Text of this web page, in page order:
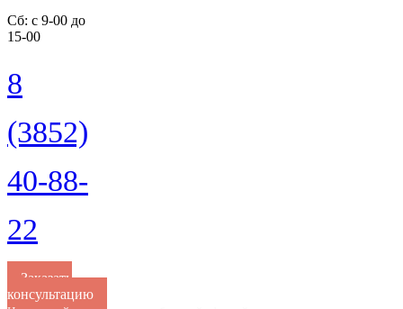
Cб: с 9-00 до
15-00
8
(3852)
40-88-
22
Заказать
консультацию